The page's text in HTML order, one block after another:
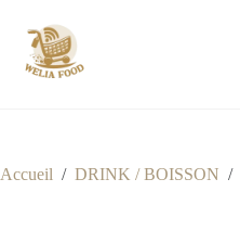
contenu
Accueil / DRINK / BOISSON /